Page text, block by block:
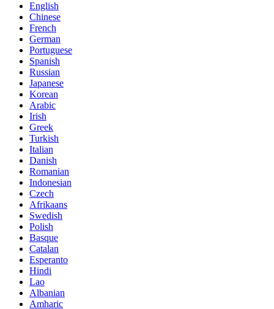
English
Chinese
French
German
Portuguese
Spanish
Russian
Japanese
Korean
Arabic
Irish
Greek
Turkish
Italian
Danish
Romanian
Indonesian
Czech
Afrikaans
Swedish
Polish
Basque
Catalan
Esperanto
Hindi
Lao
Albanian
Amharic